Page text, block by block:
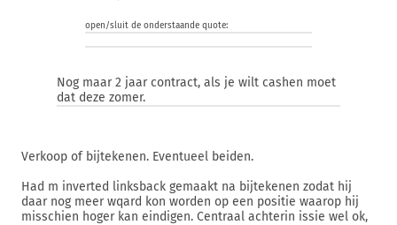
open/sluit de onderstaande quote:
Nog maar 2 jaar contract, als je wilt cashen moet
dat deze zomer.
Verkoop of bijtekenen. Eventueel beiden.
Had m inverted linksback gemaakt na bijtekenen zodat hij
daar nog meer wqard kon worden op een positie waarop hij
misschien hoger kan eindigen. Centraal achterin issie wel ok,